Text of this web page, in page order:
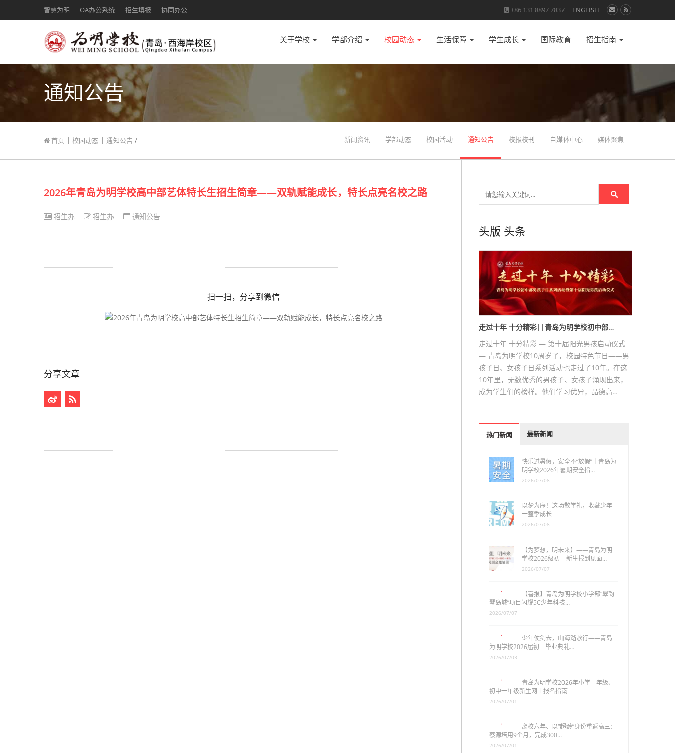
智慧为明 OA办公系统 招生填报 协同办公 +86 131 8897 7837 ENGLISH
关于学校 学部介绍 校园动态 生活保障 学生成长 国际教育 招生指南
通知公告
首页 | 校园动态 | 通知公告 / 新闻资讯 学部动态 校园活动 通知公告 校报校刊 自媒体中心 媒体聚焦
2026年青岛为明学校高中部艺体特长生招生简章——双轨赋能成长，特长点亮名校之路
招生办 招生办 通知公告
扫一扫，分享到微信
分享文章
头版 头条
走过十年 十分精彩||青岛为明学校初中部…
走过十年 十分精彩 — 第十届阳光男孩启动仪式
— 青岛为明学校10周岁了，校园特色节日——男
孩子日、女孩子日系列活动也走过了10年。在这
10年里，无数优秀的男孩子、女孩子涌现出来，
成为学生们的榜样。他们学习优异，品德高…
热门新闻 最新新闻
快乐过暑假，安全不“放假”｜青岛为
明学校2026年暑期安全指…
2026/07/08
以梦为序！这场散学礼，收藏少年
一整季成长
2026/07/08
【为梦想，明未来】——青岛为明
学校2026级初一新生报到见面…
2026/07/07
【喜报】青岛为明学校小学部“翠韵
琴岛城”项目闪耀5C少年科技…
少年仗剑去，山海踏歌行——青岛
为明学校2026届初三毕业典礼…
青岛为明学校2026年小学一年级、
初中一年级新生网上报名指南
离校六年、以“超龄”身份重返高三：
蔡源培用9个月，完成300…